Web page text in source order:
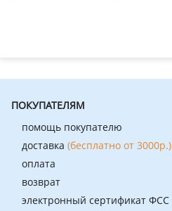
ПОКУПАТЕЛЯМ
помощь покупателю
доставка (бесплатно от 3000р.)
оплата
возврат
электронный сертификат ФСС